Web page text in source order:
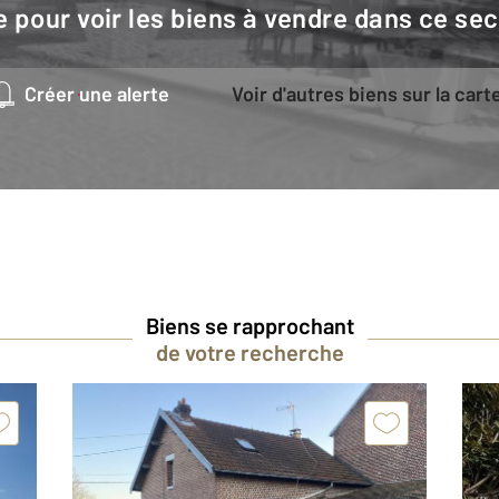
pour voir les biens à vendre dans ce
Créer une alerte Voir d'autres biens sur la
Biens se rapprochant
de votre recherche